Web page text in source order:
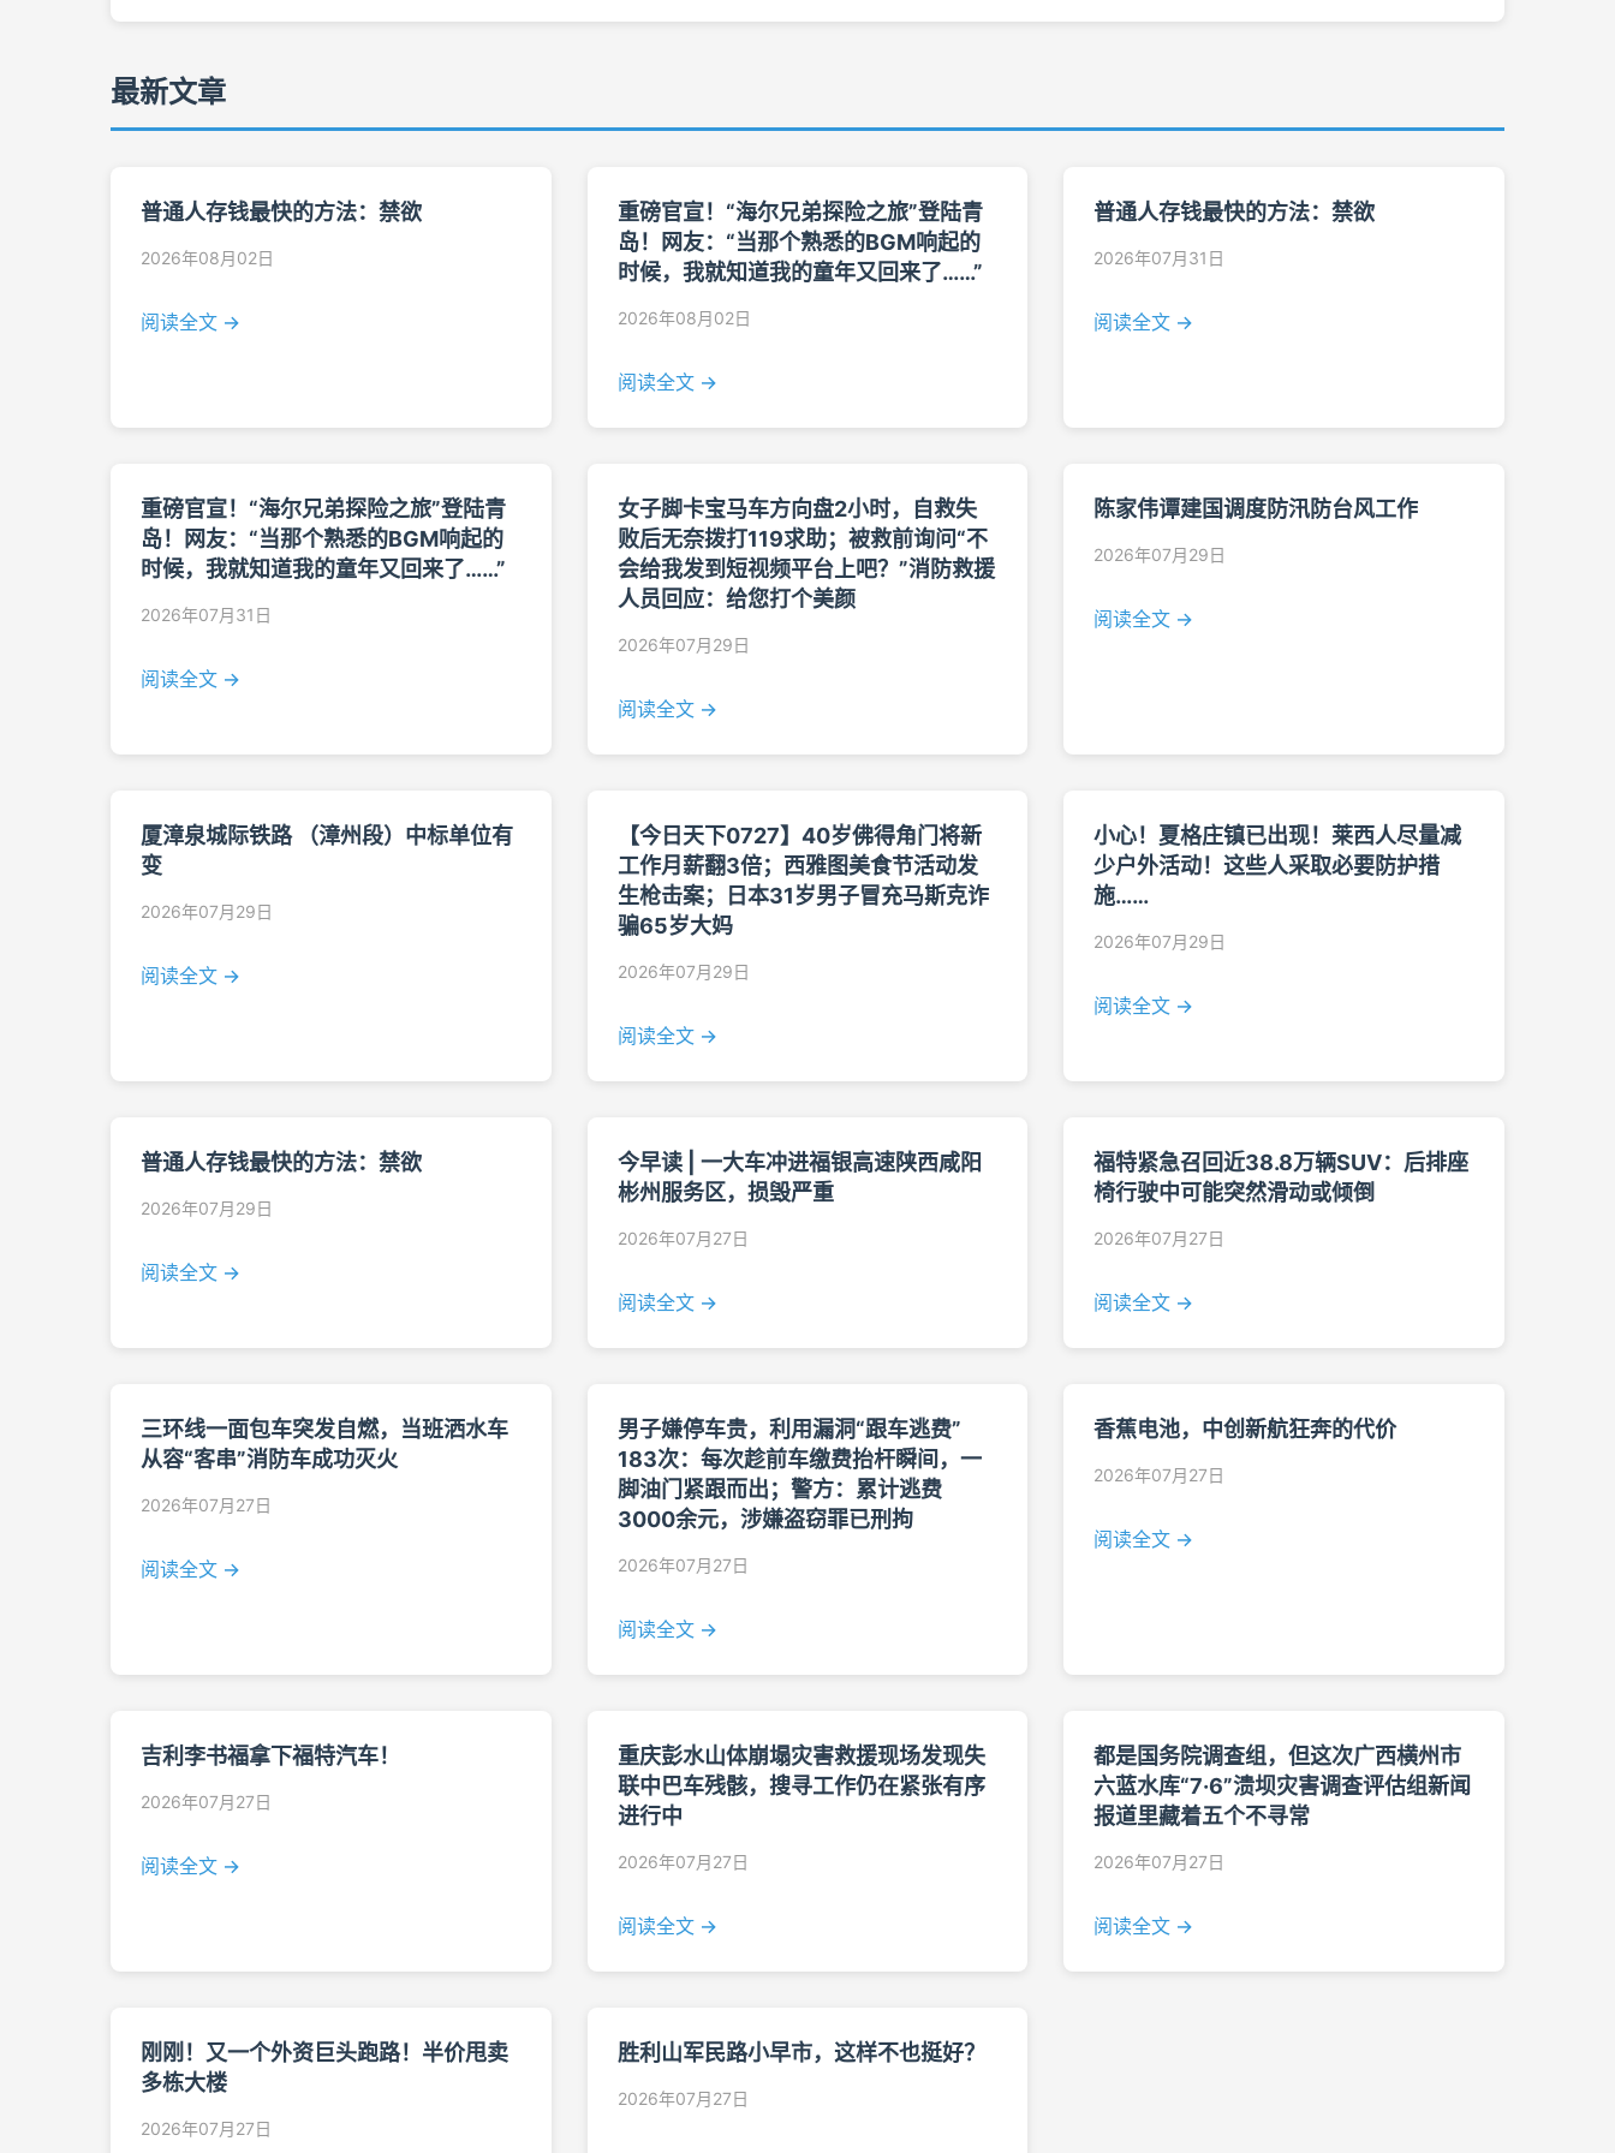
最新文章
普通人存钱最快的方法：禁欲
2026年08月02日
阅读全文 →
重磅官宣！“海尔兄弟探险之旅”登陆青
岛！网友：“当那个熟悉的BGM响起的
时候，我就知道我的童年又回来了……”
2026年08月02日
阅读全文 →
普通人存钱最快的方法：禁欲
2026年07月31日
阅读全文 →
重磅官宣！“海尔兄弟探险之旅”登陆青
岛！网友：“当那个熟悉的BGM响起的
时候，我就知道我的童年又回来了……”
2026年07月31日
阅读全文 →
女子脚卡宝马车方向盘2小时，自救失
败后无奈拨打119求助；被救前询问“不
会给我发到短视频平台上吧？”消防救援
人员回应：给您打个美颜
2026年07月29日
阅读全文 →
陈家伟谭建国调度防汛防台风工作
2026年07月29日
阅读全文 →
厦漳泉城际铁路 （漳州段）中标单位有
变
2026年07月29日
阅读全文 →
【今日天下0727】40岁佛得角门将新
工作月薪翻3倍；西雅图美食节活动发
生枪击案；日本31岁男子冒充马斯克诈
骗65岁大妈
2026年07月29日
阅读全文 →
小心！夏格庄镇已出现！莱西人尽量减
少户外活动！这些人采取必要防护措
施……
2026年07月29日
阅读全文 →
普通人存钱最快的方法：禁欲
2026年07月29日
阅读全文 →
今早读 | 一大车冲进福银高速陕西咸阳
彬州服务区，损毁严重
2026年07月27日
阅读全文 →
福特紧急召回近38.8万辆SUV：后排座
椅行驶中可能突然滑动或倾倒
2026年07月27日
阅读全文 →
三环线一面包车突发自燃，当班洒水车
从容“客串”消防车成功灭火
2026年07月27日
阅读全文 →
男子嫌停车贵，利用漏洞“跟车逃费”
183次：每次趁前车缴费抬杆瞬间，一
脚油门紧跟而出；警方：累计逃费
3000余元，涉嫌盗窃罪已刑拘
2026年07月27日
阅读全文 →
香蕉电池，中创新航狂奔的代价
2026年07月27日
阅读全文 →
吉利李书福拿下福特汽车！
2026年07月27日
阅读全文 →
重庆彭水山体崩塌灾害救援现场发现失
联中巴车残骸，搜寻工作仍在紧张有序
进行中
2026年07月27日
阅读全文 →
都是国务院调查组，但这次广西横州市
六蓝水库“7·6”溃坝灾害调查评估组新闻
报道里藏着五个不寻常
2026年07月27日
阅读全文 →
刚刚！又一个外资巨头跑路！半价甩卖
多栋大楼
2026年07月27日
胜利山军民路小早市，这样不也挺好？
2026年07月27日